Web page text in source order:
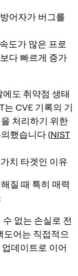
어자가 버그를
도가 많은 프로
다 빠르게 증가
도 취약점 생태
CVE 기록의 기
처리하기 위한
했습니다 (NIST
치 타겟인 이유
질 때 특히 매력
없는 손실로 전
도어는 직접적으
데이트로 이어